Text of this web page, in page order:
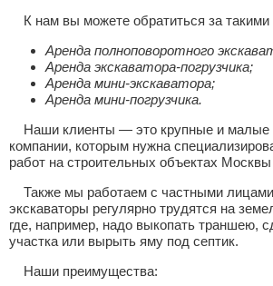
К нам вы можете обратиться за такими
Аренда полноповоротного
Аренда экскаватора-погрузчика;
Аренда мини-экскаватора;
Аренда мини-погрузчика.
Наши клиенты — это крупные и малые
компании, которым нужна
работ на строительных объектах Москвы
Также мы работаем с частными
экскаваторы регулярно трудятся на
где, например, надо выкопать траншею,
участка или вырыть яму под септик.
Наши преимущества: